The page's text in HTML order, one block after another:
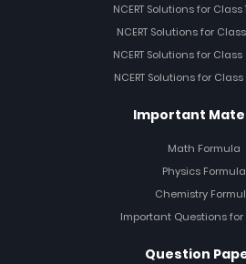
NCERT Solutions for Class
NCERT Solutions for
NCERT Solutions for
NCERT Solutions for
Important
Math Formula
Physics Formula
Chemistry
Important Questions for
Question